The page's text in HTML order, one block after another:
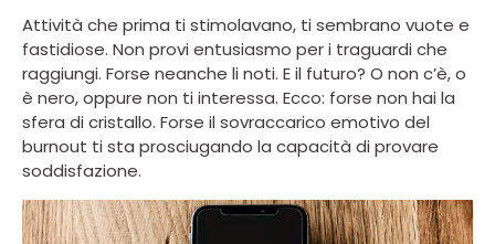
Attività che prima ti stimolavano, ti sembrano vuote e
fastidiose. Non provi entusiasmo per i traguardi che
raggiungi. Forse neanche li noti. E il futuro? O non c’è, o
è nero, oppure non ti interessa. Ecco: forse non hai la
sfera di cristallo. Forse il sovraccarico emotivo del
burnout ti sta prosciugando la capacità di provare
soddisfazione.